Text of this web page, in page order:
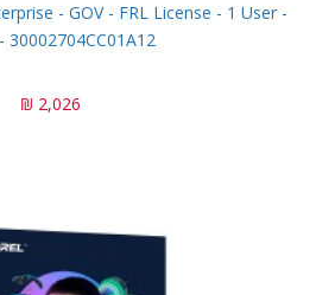
- GOV - FRL License - 1 User -
30002704CC01A12
2,026 ₪